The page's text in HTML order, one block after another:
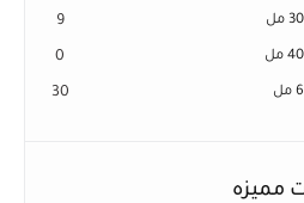
9
0
30
مميزه